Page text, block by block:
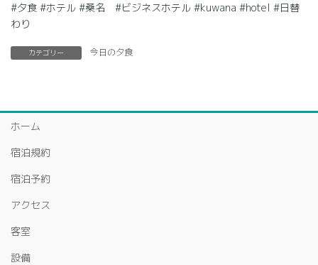
#夕食 #ホテル #桑名 #ビジネスホテル #kuwana #hotel #日替
わり
カテゴリー 今日の夕食
ホーム
宿泊規約
宿泊予約
アクセス
客室
設備